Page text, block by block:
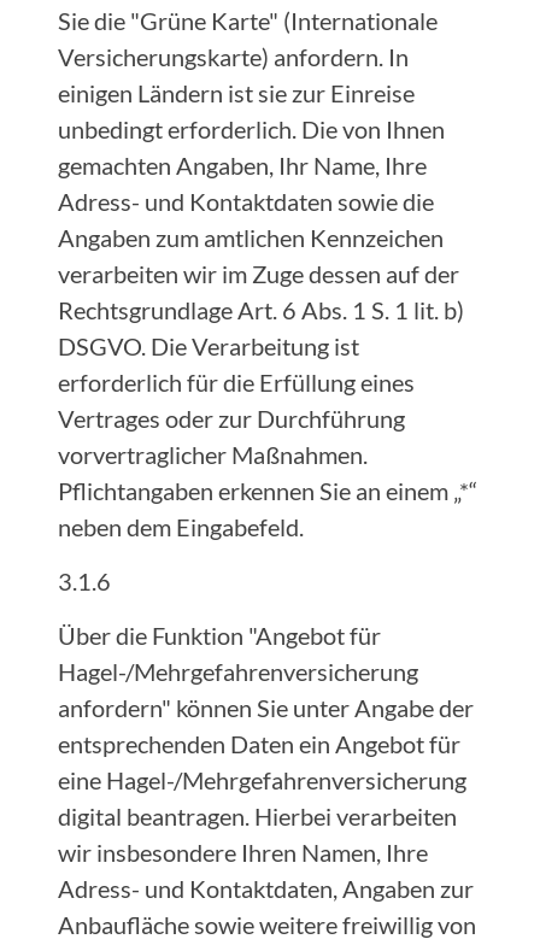
Sie die "Grüne Karte" (Internationale
Versicherungskarte) anfordern. In
einigen Ländern ist sie zur Einreise
unbedingt erforderlich. Die von Ihnen
gemachten Angaben, Ihr Name, Ihre
Adress- und Kontaktdaten sowie die
Angaben zum amtlichen Kennzeichen
verarbeiten wir im Zuge dessen auf der
Rechtsgrundlage Art. 6 Abs. 1 S. 1 lit. b)
DSGVO. Die Verarbeitung ist
erforderlich für die Erfüllung eines
Vertrages oder zur Durchführung
vorvertraglicher Maßnahmen.
Pflichtangaben erkennen Sie an einem „*“
neben dem Eingabefeld.
3.1.6
Über die Funktion "Angebot für
Hagel-/Mehrgefahrenversicherung
anfordern" können Sie unter Angabe der
entsprechenden Daten ein Angebot für
eine Hagel-/Mehrgefahrenversicherung
digital beantragen. Hierbei verarbeiten
wir insbesondere Ihren Namen, Ihre
Adress- und Kontaktdaten, Angaben zur
Anbaufläche sowie weitere freiwillig von